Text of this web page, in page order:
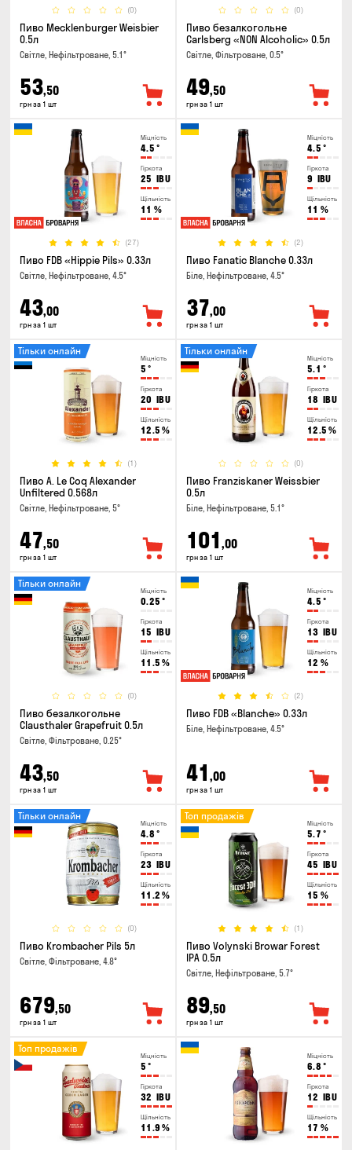
(0)
Пиво Mecklenburger Weisbier
0.5л
Світле, Нефільтроване, 5.1°
53,50
грн за 1 шт
(0)
Пиво безалкогольне
Carlsberg «NON Alcoholic» 0.5л
Світле, Фільтроване, 0.5°
49,50
грн за 1 шт
Міцність
4.5 °
Гіркота
25 IBU
Щільність
11 %
(27)
Пиво FDB «Hippie Pils» 0.33л
Світле, Нефільтроване, 4.5°
43,00
грн за 1 шт
Міцність
4.5 °
Гіркота
9 IBU
Щільність
11 %
(2)
Пиво Fanatic Blanche 0.33л
Біле, Нефільтроване, 4.5°
37,00
грн за 1 шт
Міцність
5 °
Гіркота
20 IBU
Щільність
12.5 %
(1)
Тільки онлайн
Пиво A. Le Coq Alexander
Unfiltered 0.568л
Світле, Нефільтроване, 5°
47,50
грн за 1 шт
Міцність
5.1 °
Гіркота
18 IBU
Щільність
12.5 %
(0)
Тільки онлайн
Пиво Franziskaner Weissbier
0.5л
Біле, Нефільтроване, 5.1°
101 ,00
грн за 1 шт
Міцність
0.25 °
Гіркота
15 IBU
Щільність
11.5 %
(0)
Тільки онлайн
Пиво безалкогольне
Clausthaler Grapefruit 0.5л
Світле, Фільтроване, 0.25°
43,50
грн за 1 шт
Міцність
4.5 °
Гіркота
13 IBU
Щільність
12 %
(2)
Пиво FDB «Blanche» 0.33л
Біле, Нефільтроване, 4.5°
41 ,00
грн за 1 шт
Міцність
4.8 °
Гіркота
23 IBU
Щільність
11.2 %
(0)
Тільки онлайн
Пиво Krombacher Pils 5л
Світле, Фільтроване, 4.8°
679,50
грн за 1 шт
Міцність
5.7 °
Гіркота
45 IBU
Щільність
15 %
(1)
Топ продажів
Пиво Volynski Browar Forest
IPA 0.5л
Світле, Нефільтроване, 5.7°
89,50
грн за 1 шт
Міцність
5 °
Гіркота
32 IBU
Щільність
11.9 %
Топ продажів
Міцність
6.8 °
Гіркота
12 IBU
Щільність
17 %